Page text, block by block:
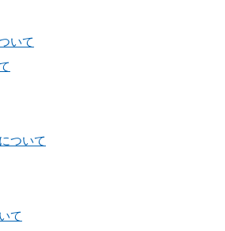
いて
ついて
て